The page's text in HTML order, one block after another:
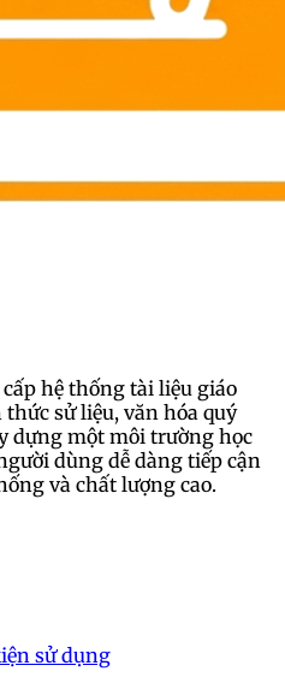
hệ thống tài liệu giáo
sử liệu, văn hóa quý
dựng một môi trường học
dùng dễ dàng tiếp cận
và chất lượng cao.
sử dụng